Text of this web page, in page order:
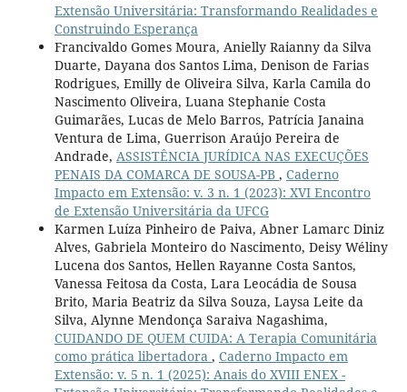
Extensão Universitária: Transformando Realidades e
Construindo Esperança
Francivaldo Gomes Moura, Anielly Raianny da Silva
Duarte, Dayana dos Santos Lima, Denison de Farias
Rodrigues, Emilly de Oliveira Silva, Karla Camila do
Nascimento Oliveira, Luana Stephanie Costa
Guimarães, Lucas de Melo Barros, Patrícia Janaina
Ventura de Lima, Guerrison Araújo Pereira de
Andrade, ASSISTÊNCIA JURÍDICA NAS EXECUÇÕES
PENAIS DA COMARCA DE SOUSA-PB , Caderno
Impacto em Extensão: v. 3 n. 1 (2023): XVI Encontro
de Extensão Universitária da UFCG
Karmen Luíza Pinheiro de Paiva, Abner Lamarc Diniz
Alves, Gabriela Monteiro do Nascimento, Deisy Wéliny
Lucena dos Santos, Hellen Rayanne Costa Santos,
Vanessa Feitosa da Costa, Lara Leocádia de Sousa
Brito, Maria Beatriz da Silva Souza, Laysa Leite da
Silva, Alynne Mendonça Saraiva Nagashima,
CUIDANDO DE QUEM CUIDA: A Terapia Comunitária
como prática libertadora , Caderno Impacto em
Extensão: v. 5 n. 1 (2025): Anais do XVIII ENEX -